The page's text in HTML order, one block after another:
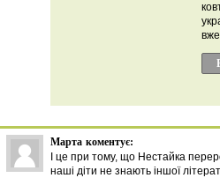
Марта коментує:
І це при тому, що Нестайка
наші діти не знають іншої